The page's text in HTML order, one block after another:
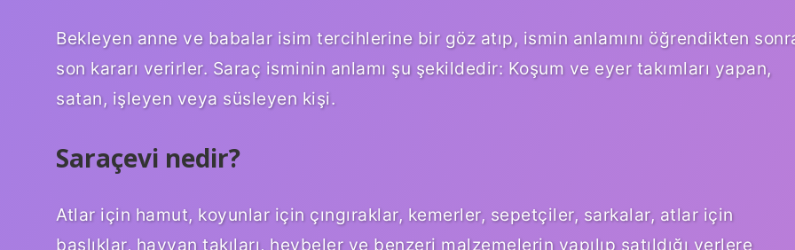
Bekleyen anne ve babalar isim tercihlerine bir göz atıp, ismin anlamını öğrendikten
son kararı verirler. Saraç isminin anlamı şu şekildedir: Koşum ve eyer takımları yapan,
satan, işleyen veya süsleyen kişi.
Saraçevi nedir?
Atlar için hamut, koyunlar için çıngıraklar, kemerler, sepetçiler, sarkalar, atlar için
başlıklar, hayvan takıları, heybeler ve benzeri malzemelerin yapılıp satıldığı yerlere